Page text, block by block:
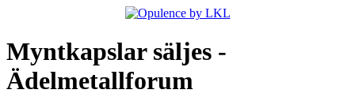
Myntkapslar säljes -
Ädelmetallforum